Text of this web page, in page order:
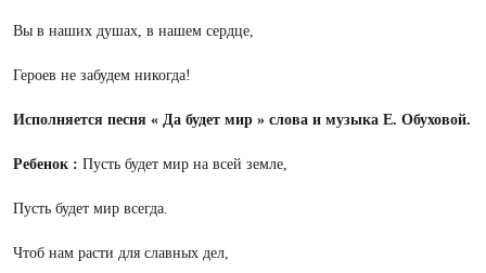
Вы в наших душах, в нашем сердце,
Героев не забудем никогда!
Исполняется песня « Да будет мир » слова и музыка Е. Обуховой.
Ребенок : Пусть будет мир на всей земле,
Пусть будет мир всегда.
Чтоб нам расти для славных дел,